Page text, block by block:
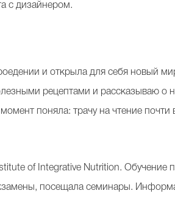
с дизайнером.
и открыла для себя новый
рецептами и рассказываю о
поняла: трачу на чтение
of Integrative Nutrition. Обучение
посещала семинары.